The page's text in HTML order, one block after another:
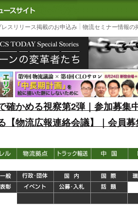
｜国内最大の物流ニュースサイト
3PL, SCMなど
スリリース掲載のお申込み 物流セミナー情報の
確かめる視察第2弾｜参加募集
【物流広報連絡会議】｜会員募